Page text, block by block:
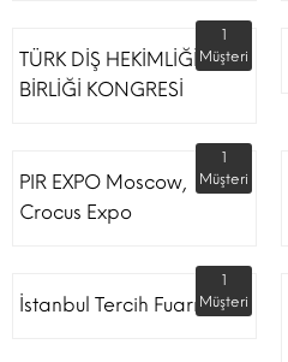
TÜRK DİŞ HEKİMLİĞİ
BİRLİĞİ KONGRESİ
1
Müşteri
PIR EXPO Moscow,
Crocus Expo
1
Müşteri
İstanbul Tercih Fuarı
1
Müşteri